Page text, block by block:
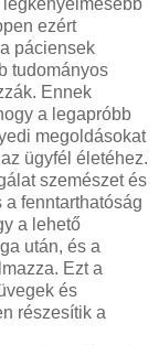
ezért
páciensek
tudományos
Ennek
a legapróbb
megoldásokat
ügyfél életéhez.
szemészet és
fenntarthatóság
a lehető
után, és a
Ezt a
és
részesítik a